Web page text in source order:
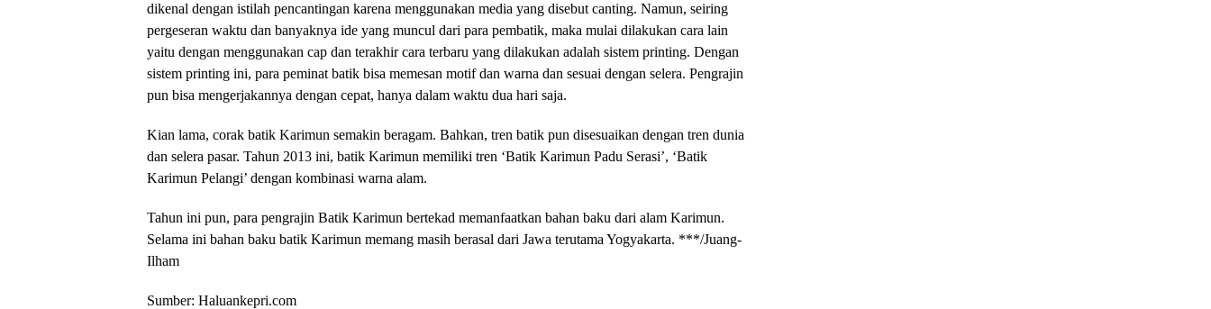
dikenal dengan istilah pencantingan karena menggunakan media yang disebut canting. Namun, seiring
pergeseran waktu dan banyaknya ide yang muncul dari para pembatik, maka mulai dilakukan cara lain
yaitu dengan menggunakan cap dan terakhir cara terbaru yang dilakukan adalah sistem printing. Dengan
sistem printing ini, para peminat batik bisa memesan motif dan warna dan sesuai dengan selera. Pengrajin
pun bisa mengerjakannya dengan cepat, hanya dalam waktu dua hari saja.
Kian lama, corak batik Karimun semakin beragam. Bahkan, tren batik pun disesuaikan dengan tren dunia
dan selera pasar. Tahun 2013 ini, batik Karimun memiliki tren ‘Batik Karimun Padu Serasi’, ‘Batik
Karimun Pelangi’ dengan kombinasi warna alam.
Tahun ini pun, para pengrajin Batik Karimun bertekad memanfaatkan bahan baku dari alam Karimun.
Selama ini bahan baku batik Karimun memang masih berasal dari Jawa terutama Yogyakarta. ***/Juang-
Ilham
Sumber: Haluankepri.com